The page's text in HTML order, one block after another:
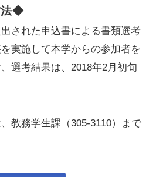
法◆
された申込書による書類選考
実施して本学からの参加者を
選考結果は、2018年2月初旬
教務学生課（305-3110）まで